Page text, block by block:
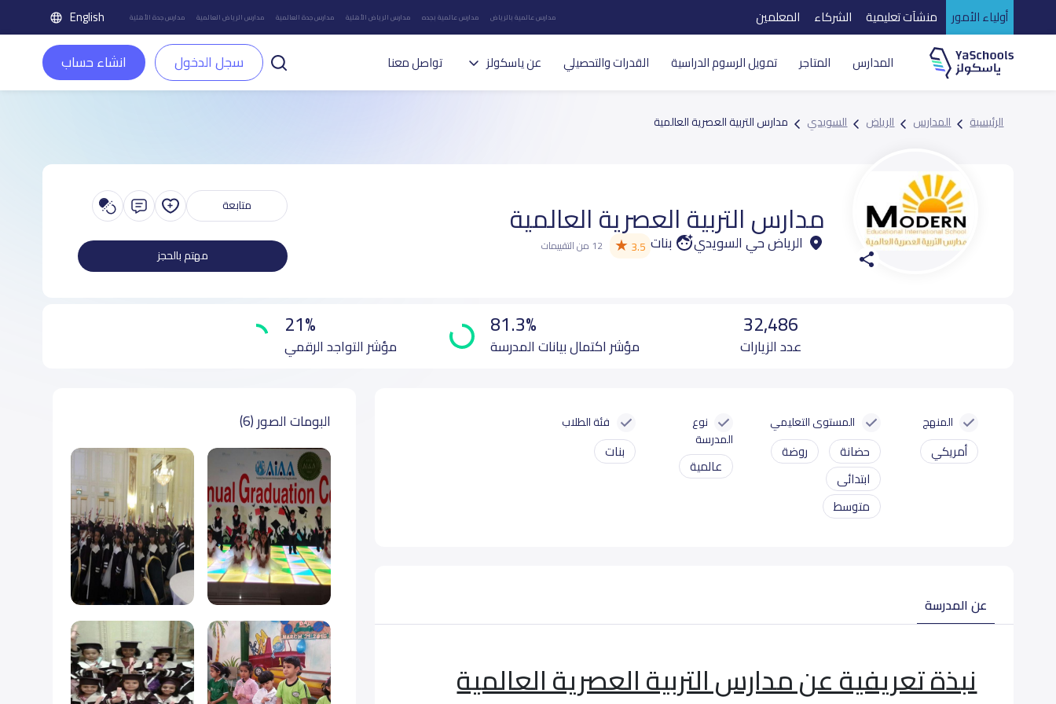
أولياء الأمور منشآت تعليمية الشركاء المعلمين مدارس عالمية بالرياض مدارس عالمية بجده مدارس الرياض الأهلية مدارس جدة العالمية مدارس الرياض العالمية مدارس جدة الأهلية English
المدارس المتاجر تمويل الرسوم الدراسية القدرات والتحصيلي عن ياسكولز تواصل معنا سجل الدخول انشاء حساب
الرئيسية المدارس الرياض السويدي مدارس التربية العصرية العالمية
مدارس التربية العصرية العالمية
الرياض حي السويدي بنات 3.5
★ 12 من التقييمات
متابعة
مهتم بالحجز
32,486
عدد الزيارات
81.3%
مؤشر اكتمال بيانات المدرسة
21%
مؤشر التواجد الرقمي
المنهج
أمريكي
المستوى التعليمي
حضانة
روضة
ابتدائى
متوسط
نوع
المدرسة
عالمية
فئة الطلاب
بنات
عن المدرسة
نبذة تعريفية عن مدارس التربية العصرية العالمية
البومات الصور (6)